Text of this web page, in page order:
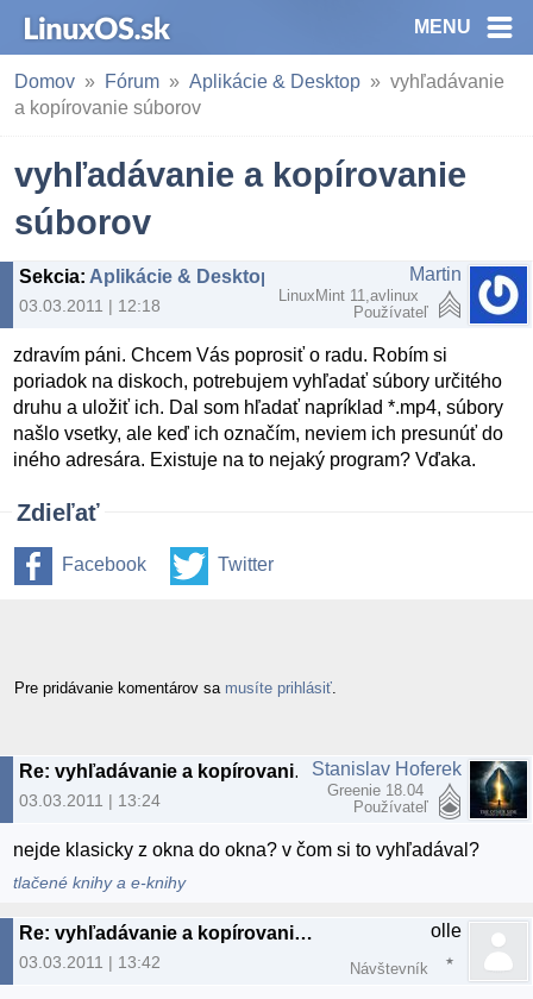
MENU
Domov Fórum Aplikácie & Desktop
vyhľadávanie
a kopírovanie súborov
vyhľadávanie a kopírovanie
súborov
Sekcia: Aplikácie & Desktop
03.03.2011 | 12:18
Martin
LinuxMint 11,avlinux
Používateľ
zdravím páni. Chcem Vás poprosiť o radu. Robím si
poriadok na diskoch, potrebujem vyhľadať súbory určitého
druhu a uložiť ich. Dal som hľadať napríklad *.mp4, súbory
našlo vsetky, ale keď ich označím, neviem ich presunúť do
iného adresára. Existuje na to nejaký program? Vďaka.
Zdieľať
Facebook Twitter
Pre pridávanie komentárov sa musíte prihlásiť
Re: vyhľadávanie a kopírovanie súborov
03.03.2011 | 13:24
Stanislav Hoferek
Greenie 18.04
Používateľ
nejde klasicky z okna do okna? v čom si to vyhľadával?
tlačené knihy a e-knihy
Re: vyhľadávanie a kopírovanie súborov
03.03.2011 | 13:42
olle
Návštevník